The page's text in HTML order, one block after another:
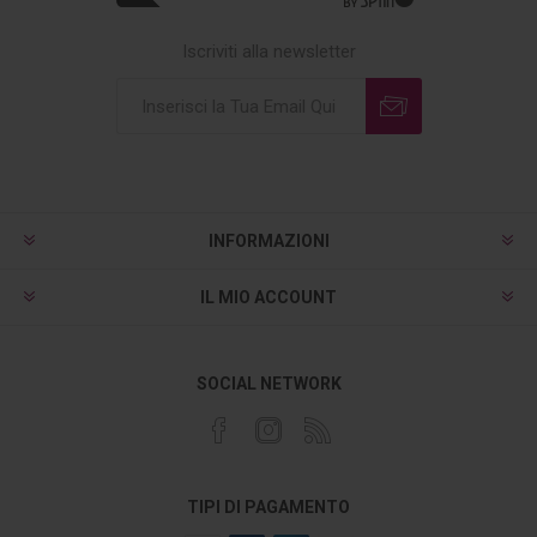
INFORMAZIONI
IL MIO ACCOUNT
SOCIAL NETWORK
TIPI DI PAGAMENTO